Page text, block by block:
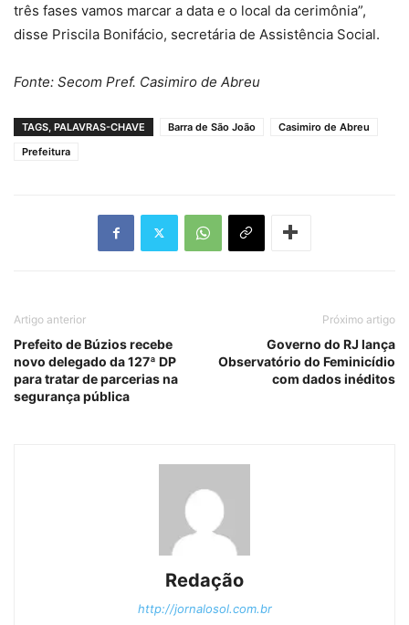
três fases vamos marcar a data e o local da cerimônia”,
disse Priscila Bonifácio, secretária de Assistência Social.
Fonte: Secom Pref. Casimiro de Abreu
TAGS, PALAVRAS-CHAVE Barra de São João
Casimiro de Abreu
Prefeitura
Artigo anterior
Prefeito de Búzios recebe
novo delegado da 127ª DP
para tratar de parcerias na
segurança pública
Próximo artigo
Governo do RJ lança
Observatório do Feminicídio
com dados inéditos
Redação
http://jornalosol.com.br